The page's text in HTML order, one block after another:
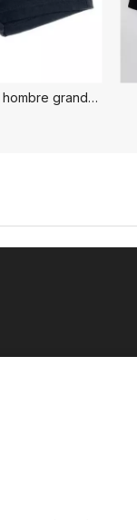
Calzoncillos tipo bóxer para hombre grandes